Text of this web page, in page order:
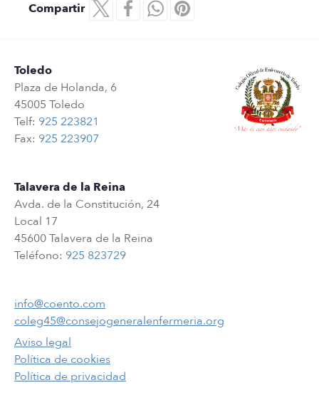
Compartir
Toledo
Plaza de Holanda, 6
45005 Toledo
Telf: 925 223821
Fax: 925 223907
Talavera de la Reina
Avda. de la Constitución, 24
Local 17
45600 Talavera de la Reina
Teléfono: 925 823729
info@coento.com
coleg45@consejogeneralenfermeria.org
Aviso legal
Política de cookies
Política de privacidad